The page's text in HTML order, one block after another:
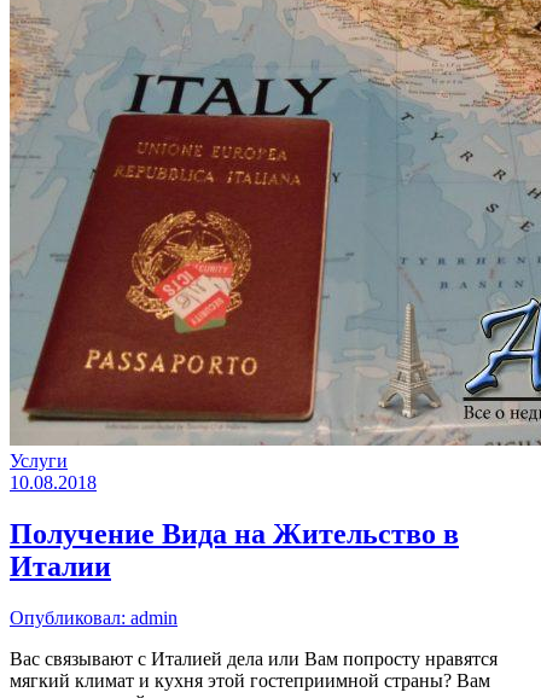
Услуги
10.08.2018
Получение Вида на Жительство в
Италии
Опубликовал: admin
Вас связывают с Италией дела или Вам попросту нравятся
мягкий климат и кухня этой гостеприимной страны? Вам